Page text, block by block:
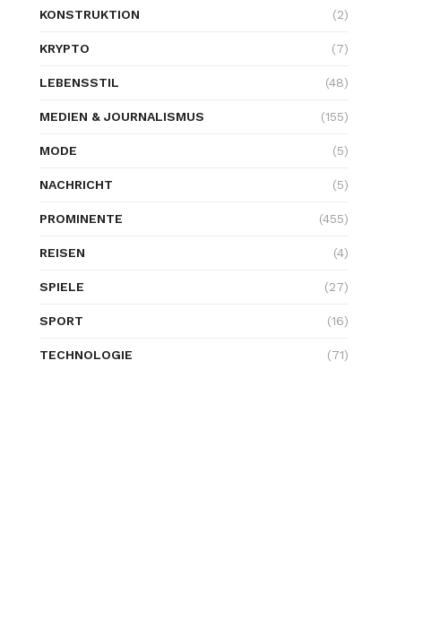
KONSTRUKTION (2)
KRYPTO (7)
LEBENSSTIL (48)
MEDIEN & JOURNALISMUS (155)
MODE (5)
NACHRICHT (5)
PROMINENTE (455)
REISEN (4)
SPIELE (27)
SPORT (16)
TECHNOLOGIE (71)